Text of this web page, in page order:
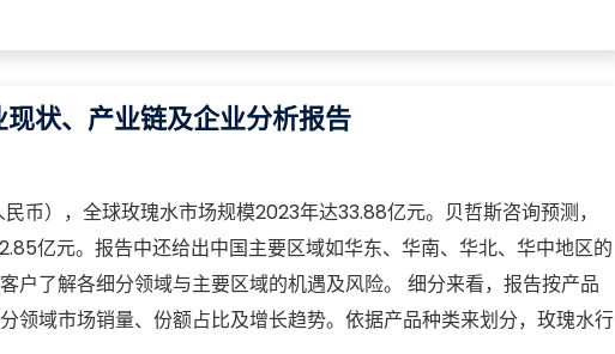
状、产业链及企业分析报告
币），全球玫瑰水市场规模2023年达33.88亿元。贝哲斯咨询预测，
亿元。报告中还给出中国主要区域如华东、华南、华北、华中地区的
户了解各细分领域与主要区域的机遇及风险。 细分来看，报告按产品
领域市场销量、份额占比及增长趋势。依据产品种类来划分，玫瑰水行